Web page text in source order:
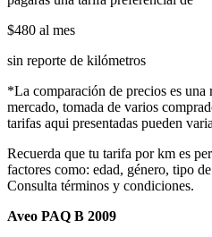
$480 al mes
sin reporte de kilómetros
*La comparación de precios es una
mercado, tomada de varios
tarifas aqui presentadas pueden
Recuerda que tu tarifa por km es
factores como: edad, género, tipo
Consulta términos y condiciones.
Aveo PAQ B 2009